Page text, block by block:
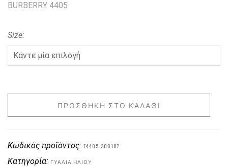
BURBERRY 4405
Size
ΠΡΟΣΘΉΚΗ ΣΤΟ ΚΑΛΆΘΙ
Κωδικός προϊόντος: E4405-300187
Κατηγορία: ΓΥΑΛΙΆ ΗΛΊΟΥ